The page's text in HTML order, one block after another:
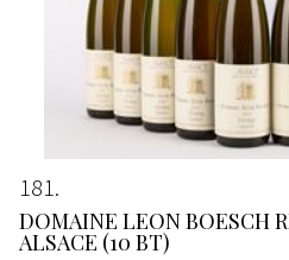
181
DOMAINE LEON BOESCH
ALSACE (10 BT)